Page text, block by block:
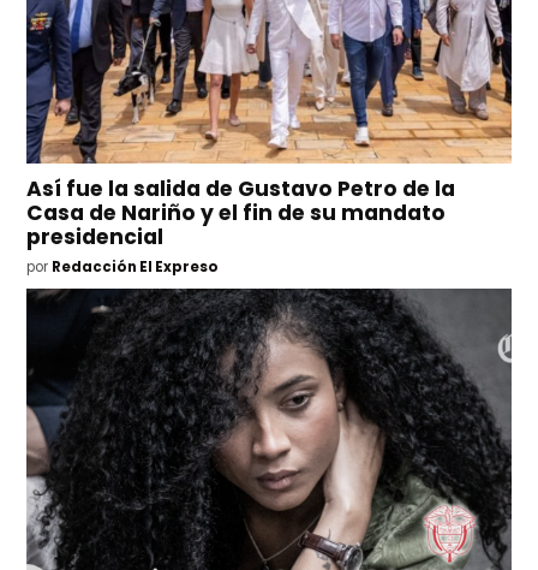
Así fue la salida de Gustavo Petro de la
Casa de Nariño y el fin de su mandato
presidencial
por Redacción El Expreso